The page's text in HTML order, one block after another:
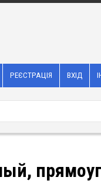
РЕЄСТРАЦІЯ ВХІД